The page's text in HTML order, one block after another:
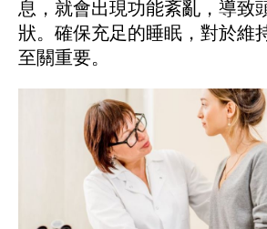
息，就會出現功能紊亂，導致
狀。確保充足的睡眠，對於維
至關重要。